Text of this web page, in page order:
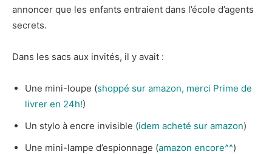
annoncer que les enfants entraient dans l’école d’agents
secrets.
Dans les sacs aux invités, il y avait :
Une mini-loupe (shoppé sur amazon, merci Prime de
livrer en 24h!)
Un stylo à encre invisible (idem acheté sur amazon)
Une mini-lampe d’espionnage (amazon encore^^)